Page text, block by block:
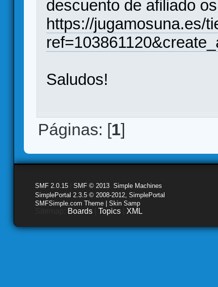
descuento de afiliado
https://jugamosuna.es/
Saludos!
Páginas: [1]
SMF 2.0.15 SMF © 2013 Simple Machines
SimplePortal 2.3.5 © 2008-2012, SimplePortal
SMFSimple.com Theme | Skin Samp
Boards Topics XML